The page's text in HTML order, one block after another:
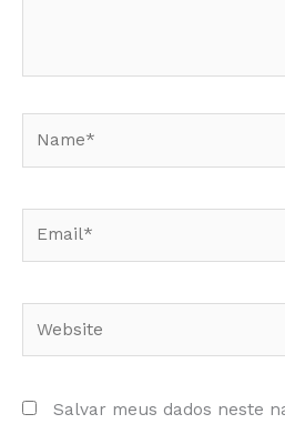
Salvar meus dados neste